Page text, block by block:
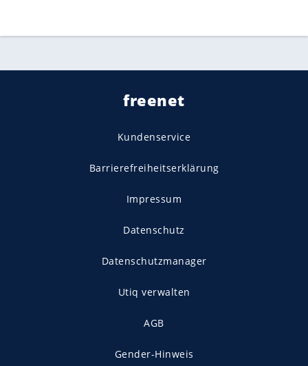
freenet
Kundenservice
Barrierefreiheitserklärung
Impressum
Datenschutz
Datenschutzmanager
Utiq verwalten
AGB
Gender-Hinweis